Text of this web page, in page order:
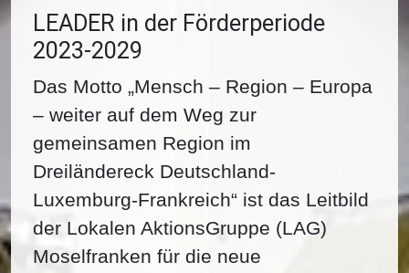
LEADER in der Förderperiode
2023-2029
Das Motto „Mensch – Region – Europa
– weiter auf dem Weg zur
gemeinsamen Region im
Dreiländereck Deutschland-
Luxemburg-Frankreich“ ist das Leitbild
der Lokalen AktionsGruppe (LAG)
Moselfranken für die neue